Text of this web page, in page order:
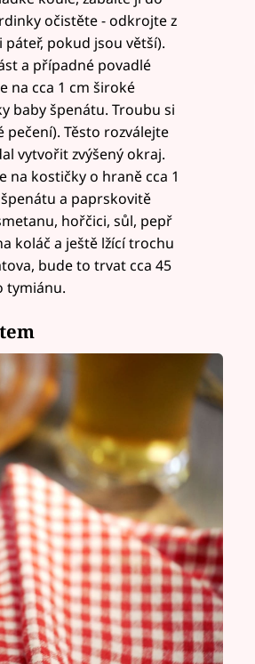
očistěte - odkrojte z
páteř, pokud jsou větší).
a případné povadlé
na cca 1 cm široké
baby špenátu. Troubu si
pečení). Těsto rozválejte
vytvořit zvýšený okraj.
na kostičky o hraně cca 1
a paprskovitě
hořčici, sůl, pepř
koláč a ještě lžící trochu
bude to trvat cca 45
tymiánu.